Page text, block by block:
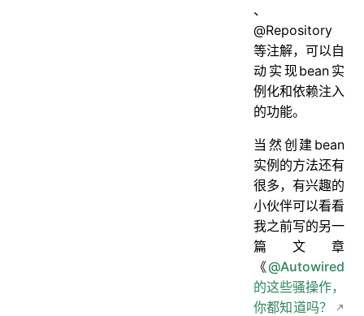
、
@Repository
等注解，可以自
动实现bean实
例化和依赖注入
的功能。
当然创建bean
实例的方法还有
很多，有兴趣的
小伙伴可以看看
我之前写的另一
篇文章
《@Autowired
的这些骚操作，
你都知道吗？